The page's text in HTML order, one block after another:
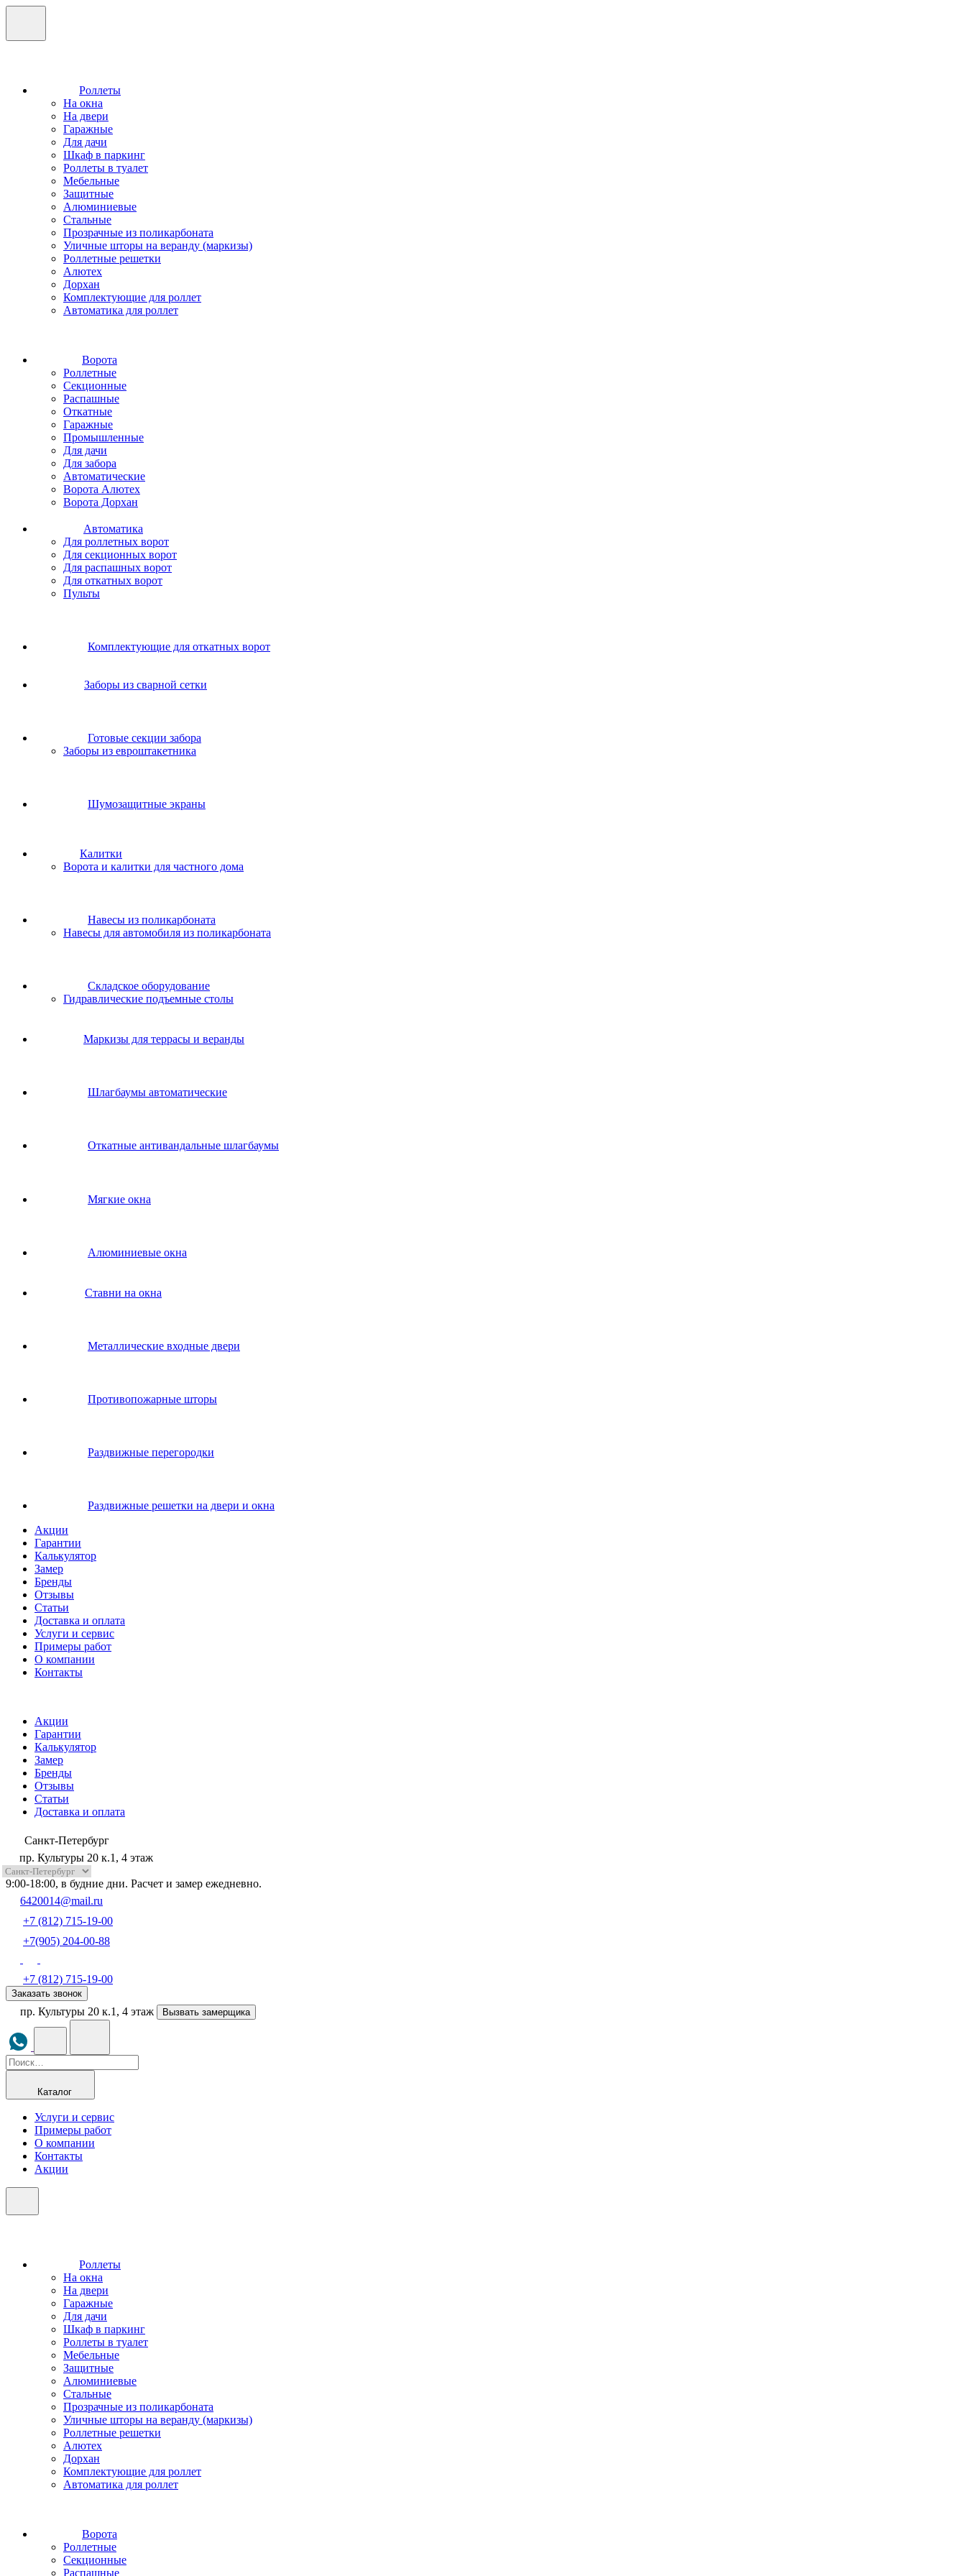
Роллеты
На окна
На двери
Гаражные
Для дачи
Шкаф в паркинг
Роллеты в туалет
Мебельные
Защитные
Алюминиевые
Стальные
Прозрачные из поликарбоната
Уличные шторы на веранду (маркизы)
Роллетные решетки
Алютех
Дорхан
Комплектующие для роллет
Автоматика для роллет
Ворота
Роллетные
Секционные
Распашные
Откатные
Гаражные
Промышленные
Для дачи
Для забора
Автоматические
Ворота Алютех
Ворота Дорхан
Автоматика
Для роллетных ворот
Для секционных ворот
Для распашных ворот
Для откатных ворот
Пульты
Комплектующие для откатных ворот
Заборы из сварной сетки
Готовые секции забора
Заборы из евроштакетника
Шумозащитные экраны
Калитки
Ворота и калитки для частного дома
Навесы из поликарбоната
Навесы для автомобиля из поликарбоната
Складское оборудование
Гидравлические подъемные столы
Маркизы для террасы и веранды
Шлагбаумы автоматические
Откатные антивандальные шлагбаумы
Мягкие окна
Алюминиевые окна
Ставни на окна
Металлические входные двери
Противопожарные шторы
Раздвижные перегородки
Раздвижные решетки на двери и окна
Акции
Гарантии
Калькулятор
Замер
Бренды
Отзывы
Статьи
Доставка и оплата
Услуги и сервис
Примеры работ
О компании
Контакты
Акции
Гарантии
Калькулятор
Замер
Бренды
Отзывы
Статьи
Доставка и оплата
Санкт-Петербург
пр. Культуры 20 к.1, 4 этаж
9:00-18:00, в будние дни. Расчет и замер ежедневно.
6420014@mail.ru
+7 (812) 715-19-00
+7(905) 204-00-88
+7 (812) 715-19-00
Заказать звонок
пр. Культуры 20 к.1, 4 этаж Вызвать замерщика
Каталог
Услуги и сервис
Примеры работ
О компании
Контакты
Акции
Роллеты
На окна
На двери
Гаражные
Для дачи
Шкаф в паркинг
Роллеты в туалет
Мебельные
Защитные
Алюминиевые
Стальные
Прозрачные из поликарбоната
Уличные шторы на веранду (маркизы)
Роллетные решетки
Алютех
Дорхан
Комплектующие для роллет
Автоматика для роллет
Ворота
Роллетные
Секционные
Распашные